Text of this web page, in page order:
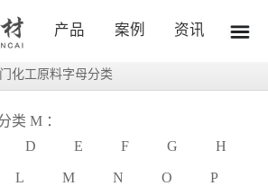
产品 案例 资讯
化工原料字母分类
类 M ：
D E F G H
L M N O P